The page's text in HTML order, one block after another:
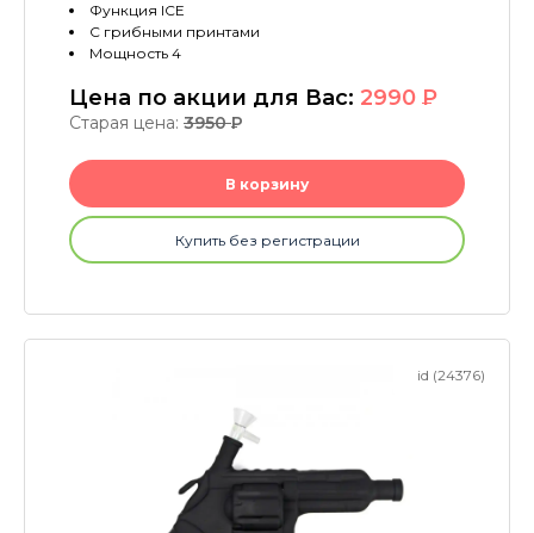
Функция ICE
С грибными принтами
Мощность 4
Цена по акции для Вас: 2990 P
Старая цена: 3950P
В корзину
Купить без регистрации
id (24376)